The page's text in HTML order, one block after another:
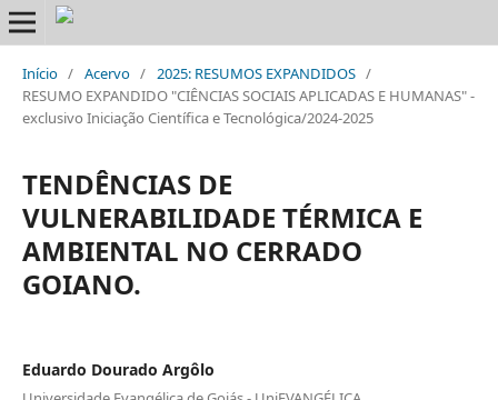
Início / Acervo / 2025: RESUMOS EXPANDIDOS /
RESUMO EXPANDIDO "CIÊNCIAS SOCIAIS APLICADAS E HUMANAS" -
exclusivo Iniciação Científica e Tecnológica/2024-2025
TENDÊNCIAS DE
VULNERABILIDADE TÉRMICA E
AMBIENTAL NO CERRADO
GOIANO.
Eduardo Dourado Argôlo